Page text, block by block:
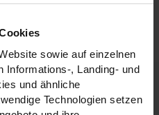
sowie auf einzelnen
Informations-, Landing- und
und ähnliche
Technologien setzen
mehr.